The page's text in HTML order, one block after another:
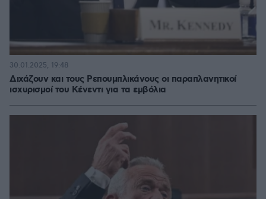
Διχάζουν και τους Ρεπουμπλικάνους οι παραπλανητικοί
ισχυρισμοί του Κένεντι για τα εμβόλια
30.01.2025, 19:48